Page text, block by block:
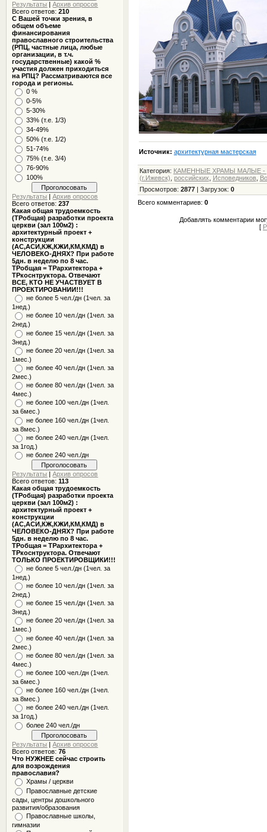
Результаты |Архив опросов
Всего ответов:210
С Вашей точки зрения, в
общем объеме
финансирования
православного строительства
(РПЦ, частные лица, любые
организации, в т.ч.
государственные) какой %
участия должен приходиться
на РПЦ? Рассматриваются все
города и регионы.
0 %
0-5%
5-30%
33% (т.е. 1/3)
34-49%
50% (т.е. 1/2)
51-74%
75% (т.е. 3/4)
76-90%
100%
Результаты |Архив опросов
Всего ответов:237
Какая общая трудоемкость
(ТРобщая) разработки проекта
церкви (зал 100м2) :
архитектурный проект +
конструкции
(АС,АСИ,КЖ,КЖИ,КМ,КМД) в
ЧЕЛОВЕКО-ДНЯХ? При работе
5дн. в неделю по 8 час.
ТРобщая = ТРархитектора +
ТРкоснтруктора. Отвечают
ВСЕ, КТО НЕ УЧАСТВУЕТ В
ПРОЕКТИРОВАНИИ!!!
не более 5 чел./дн (1чел. за
1нед.)
не более 10 чел./дн (1чел. за
2нед.)
не более 15 чел./дн (1чел. за
3нед.)
не более 20 чел./дн (1чел. за
1мес.)
не более 40 чел./дн (1чел. за
2мес.)
не более 80 чел./дн (1чел. за
4мес.)
не более 100 чел./дн (1чел.
за 6мес.)
не более 160 чел./дн (1чел.
за 8мес.)
не более 240 чел./дн (1чел.
за 1год.)
не более 240 чел./дн
Результаты |Архив опросов
Всего ответов:113
Какая общая трудоемкость
(ТРобщая) разработки проекта
церкви (зал 100м2) :
архитектурный проект +
конструкции
(АС,АСИ,КЖ,КЖИ,КМ,КМД) в
ЧЕЛОВЕКО-ДНЯХ? При работе
5дн. в неделю по 8 час.
ТРобщая = ТРархитектора +
ТРкоснтруктора. Отвечают
ТОЛЬКО ПРОЕКТИРОВЩИКИ!!!
не более 5 чел./дн (1чел. за
1нед.)
не более 10 чел./дн (1чел. за
2нед.)
не более 15 чел./дн (1чел. за
3нед.)
не более 20 чел./дн (1чел. за
1мес.)
не более 40 чел./дн (1чел. за
2мес.)
не более 80 чел./дн (1чел. за
4мес.)
не более 100 чел./дн (1чел.
за 6мес.)
не более 160 чел./дн (1чел.
за 8мес.)
не более 240 чел./дн (1чел.
за 1год.)
более 240 чел./дн
Результаты |Архив опросов
Всего ответов:76
Что НУЖНЕЕ сейчас строить
для возрождения
православия?
Храмы / церкви
Православные детские
сады, центры дошкольного
развития/образования
Православные школы,
гимназии
Источник: архитектурная мастерская
Категория: КАМЕННЫЕ ХРАМЫ МАЛЫЕ -
(г.Ижевск) российских Исповедников,
Во
Просмотров: 2877| Загрузок: 0
Всего комментариев: 0
Добавлять комментарии
[